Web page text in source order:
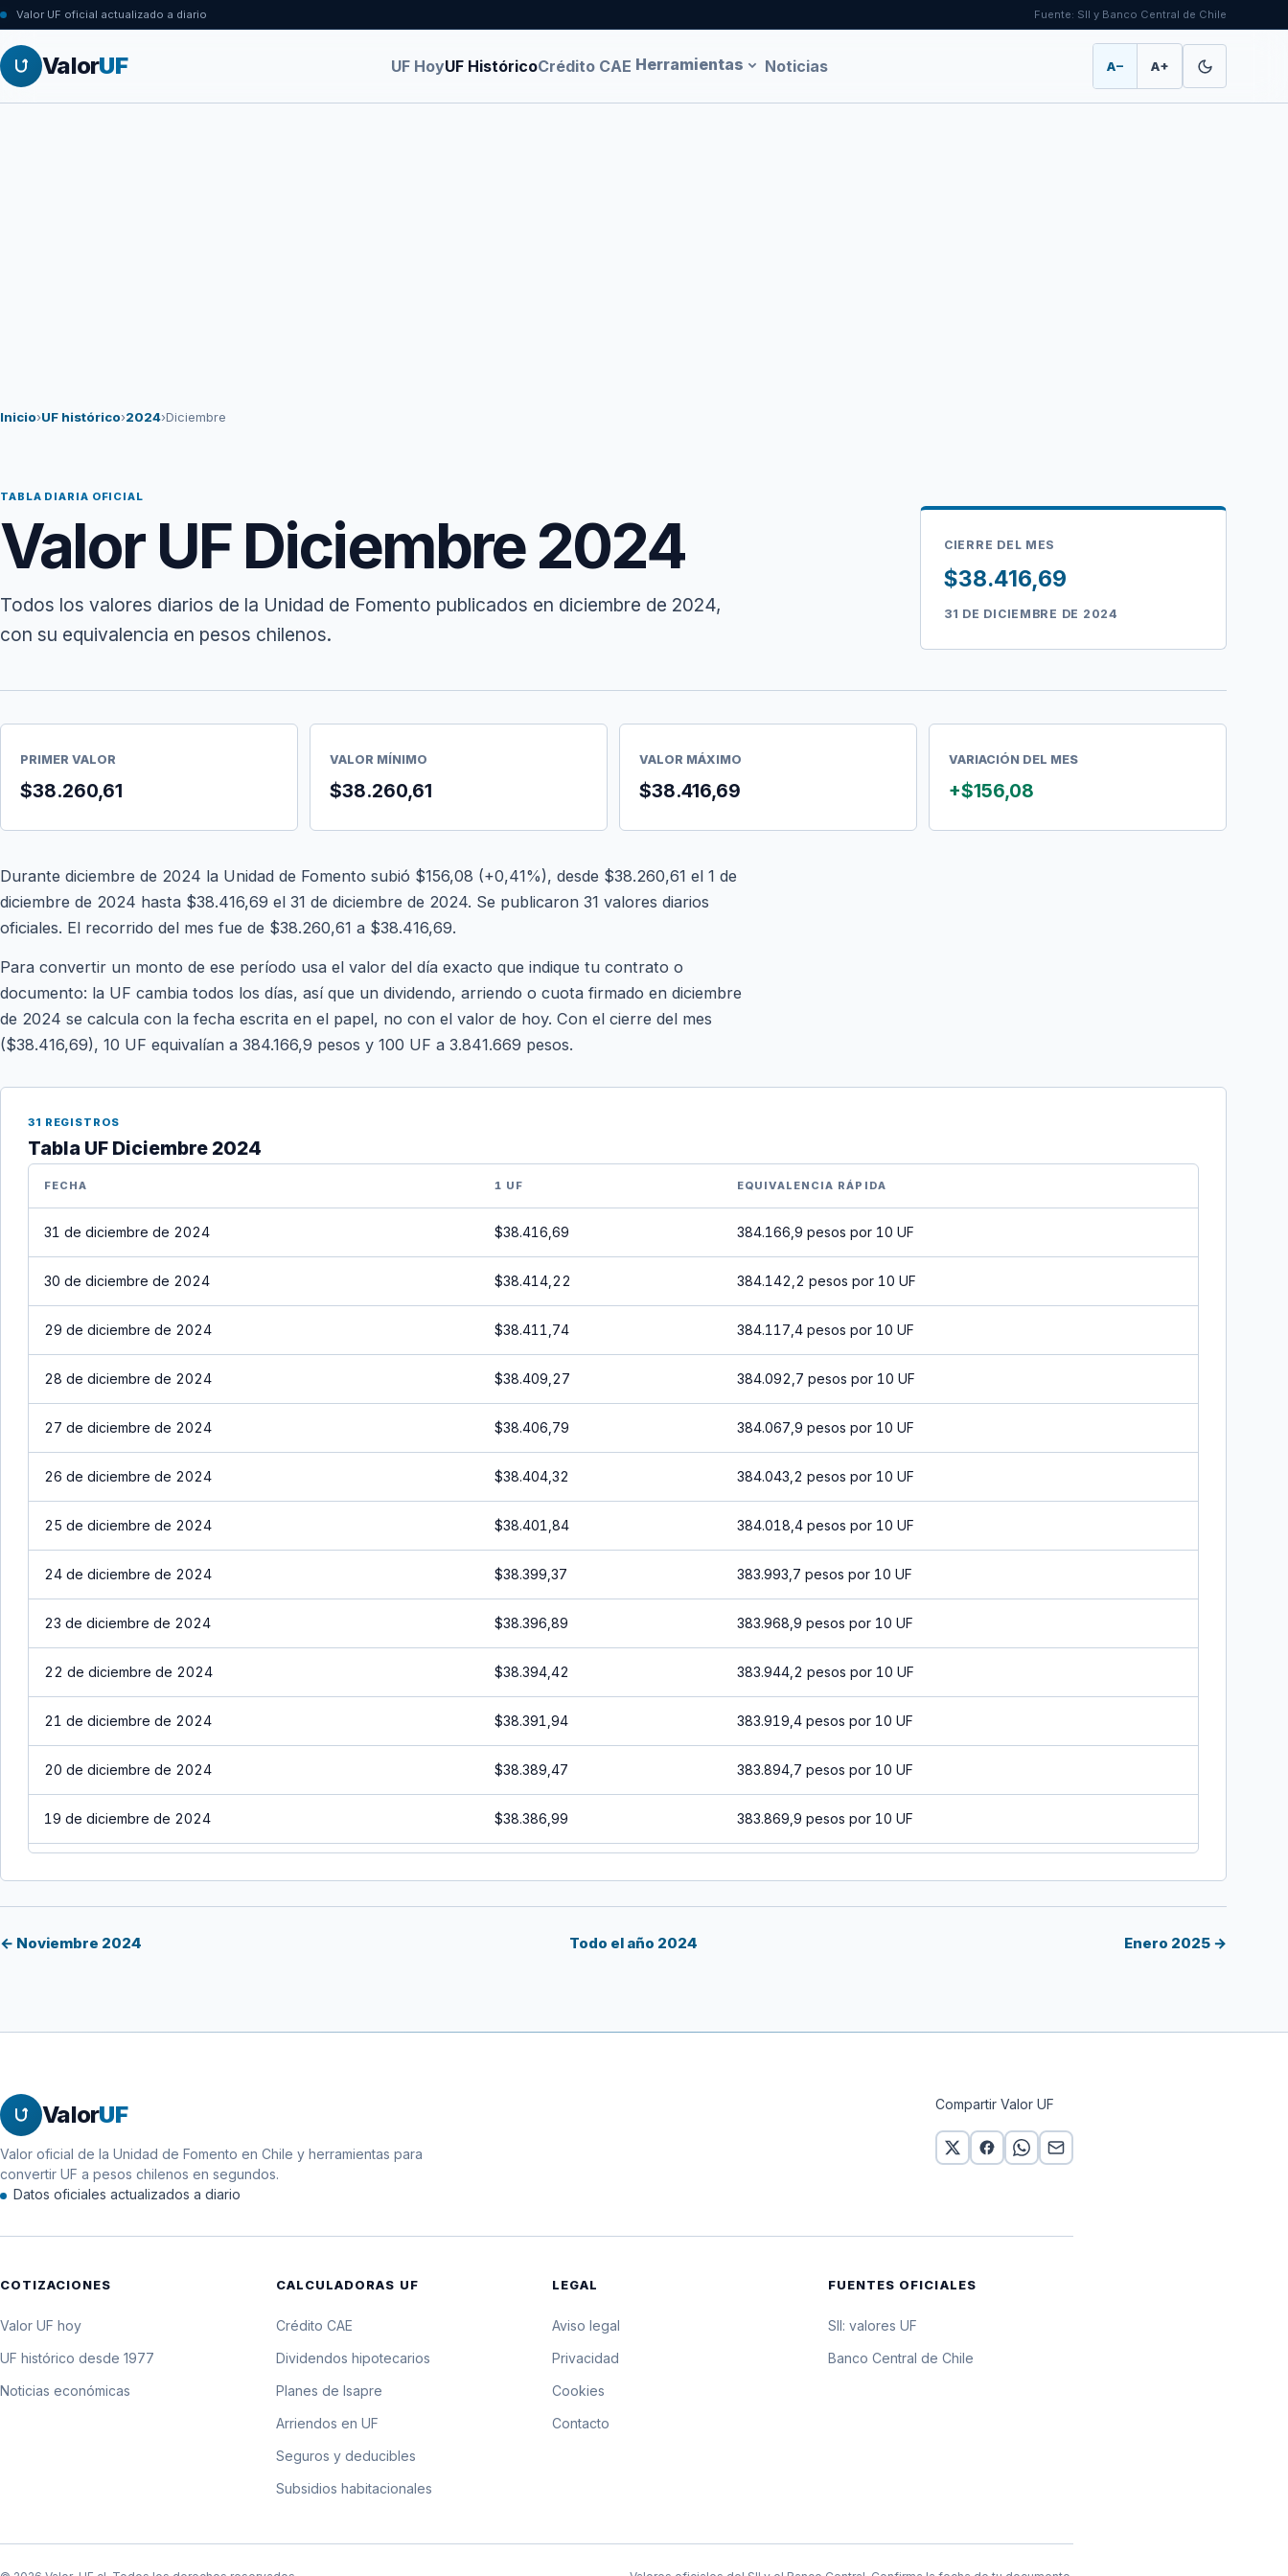
Valor UF oficial actualizado a diario Fuente: SII y Banco Central de Chile
ValorUF UF HoyUF HistóricoCrédito CAE Herramientas Noticias A− A+
Inicio›UF histórico›2024›Diciembre
TABLA DIARIA OFICIAL
Valor UF Diciembre 2024
Todos los valores diarios de la Unidad de Fomento publicados en diciembre de 2024,
con su equivalencia en pesos chilenos.
CIERRE DEL MES
$38.416,69
31 DE DICIEMBRE DE 2024
PRIMER VALOR
$38.260,61
VALOR MÍNIMO
$38.260,61
VALOR MÁXIMO
$38.416,69
VARIACIÓN DEL MES
+$156,08
Durante diciembre de 2024 la Unidad de Fomento subió $156,08 (+0,41%), desde $38.260,61 el 1 de
diciembre de 2024 hasta $38.416,69 el 31 de diciembre de 2024. Se publicaron 31 valores diarios
oficiales. El recorrido del mes fue de $38.260,61 a $38.416,69.
Para convertir un monto de ese período usa el valor del día exacto que indique tu contrato o
documento: la UF cambia todos los días, así que un dividendo, arriendo o cuota firmado en diciembre
de 2024 se calcula con la fecha escrita en el papel, no con el valor de hoy. Con el cierre del mes
($38.416,69), 10 UF equivalían a 384.166,9 pesos y 100 UF a 3.841.669 pesos.
31 REGISTROS
Tabla UF Diciembre 2024
FECHA 1 UF EQUIVALENCIA RÁPIDA
31 de diciembre de 2024 $38.416,69 384.166,9 pesos por 10 UF
30 de diciembre de 2024 $38.414,22 384.142,2 pesos por 10 UF
29 de diciembre de 2024 $38.411,74 384.117,4 pesos por 10 UF
28 de diciembre de 2024 $38.409,27 384.092,7 pesos por 10 UF
27 de diciembre de 2024 $38.406,79 384.067,9 pesos por 10 UF
26 de diciembre de 2024 $38.404,32 384.043,2 pesos por 10 UF
25 de diciembre de 2024 $38.401,84 384.018,4 pesos por 10 UF
24 de diciembre de 2024 $38.399,37 383.993,7 pesos por 10 UF
23 de diciembre de 2024 $38.396,89 383.968,9 pesos por 10 UF
22 de diciembre de 2024 $38.394,42 383.944,2 pesos por 10 UF
21 de diciembre de 2024 $38.391,94 383.919,4 pesos por 10 UF
20 de diciembre de 2024 $38.389,47 383.894,7 pesos por 10 UF
19 de diciembre de 2024 $38.386,99 383.869,9 pesos por 10 UF
13 de diciembre de 2024
12 de diciembre de 2024
8 de diciembre de 2024 $38.349,54 383.495,4 pesos por 10 UF
← Noviembre 2024 Todo el año 2024 Enero 2025 →
ValorUF
Valor oficial de la Unidad de Fomento en Chile y herramientas para
convertir UF a pesos chilenos en segundos.
Datos oficiales actualizados a diario
Compartir Valor UF
COTIZACIONES
Valor UF hoy
UF histórico desde 1977
Noticias económicas
CALCULADORAS UF
Crédito CAE
Dividendos hipotecarios
Planes de Isapre
Arriendos en UF
Seguros y deducibles
Subsidios habitacionales
LEGAL
Aviso legal
Privacidad
Cookies
Contacto
FUENTES OFICIALES
SII: valores UF
Banco Central de Chile